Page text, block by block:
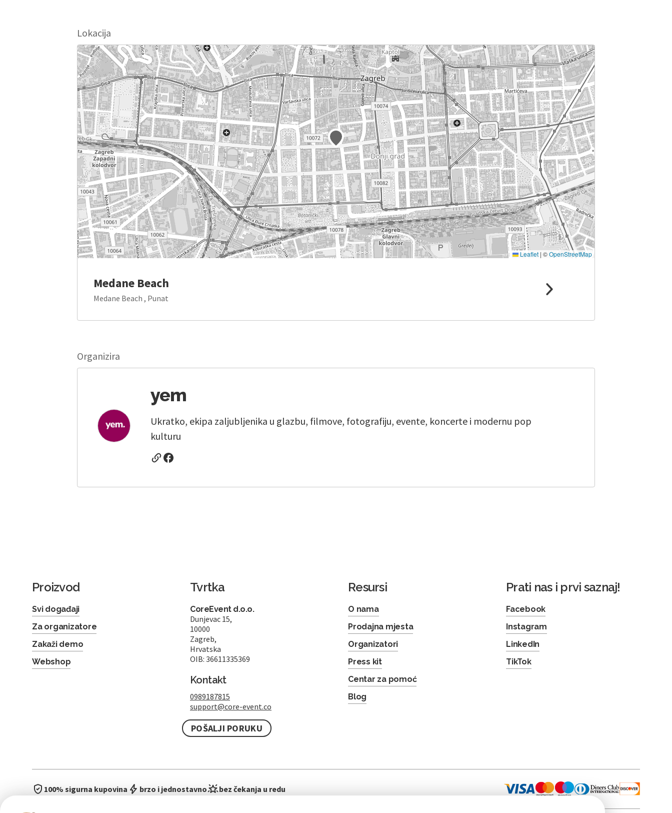
Lokacija
Leaflet | ©OpenStreetMap
Medane Beach
Medane Beach , Punat
Organizira
yem
Ukratko, ekipa zaljubljenika u glazbu, filmove, fotografiju, evente, koncerte i modernu pop
kulturu
Proizvod
Svi događaji
Za organizatore
Zakaži demo
Webshop
Tvrtka
CoreEvent d.o.o.
Dunjevac 15,
10000
Zagreb,
Hrvatska
OIB: 36611335369
Kontakt
0989187815
support@core-event.co
POŠALJI PORUKU
Resursi
O nama
Prodajna mjesta
Organizatori
Press kit
Centar za pomoć
Blog
Prati nas i prvi saznaj!
Facebook
Instagram
LinkedIn
TikTok
100% sigurna kupovina brzo i jednostavno bez čekanja u redu